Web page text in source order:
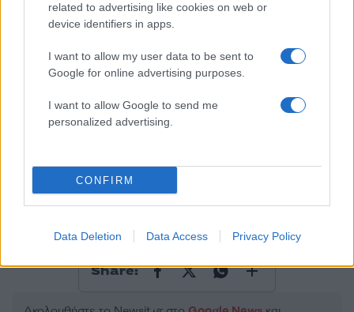
related to advertising like cookies on web or
device identifiers in apps.
I want to allow my user data to be sent to
Google for online advertising purposes.
I want to allow Google to send me
personalized advertising.
CONFIRM
Data Deletion Data Access Privacy Policy
2000 /2000
Όροι Χρήσης. Το site προστατεύεται από reCAPTCHA, ισχύουν
Πολιτική Απορρήτου&Όροι Χρήσης
ΑΑΔΕ
ΕΠΙΣΤΡΟΦΕΣ
Share: